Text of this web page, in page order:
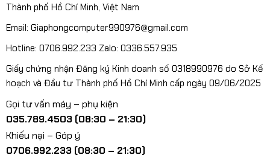
Thành phố Hồ Chí Minh, Việt Nam
Email: Giaphongcomputer990976@gmail.com
Hotline: 0706.992.233 Zalo: 0336.557.935
Giấy chứng nhận Đăng ký Kinh doanh số 0318990976 do Sở Kế
hoạch và Đầu tư Thành phố Hồ Chí Minh cấp ngày 09/06/2025
Gọi tư vấn máy – phụ kiện
035.789.4503 (08:30 – 21:30)
Khiếu nại – Góp ý
0706.992.233 (08:30 – 21:30)